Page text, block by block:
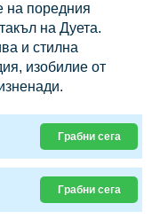
на поредния
на Дуета.
и стилна
изобилие от
Грабни сега
Грабни сега